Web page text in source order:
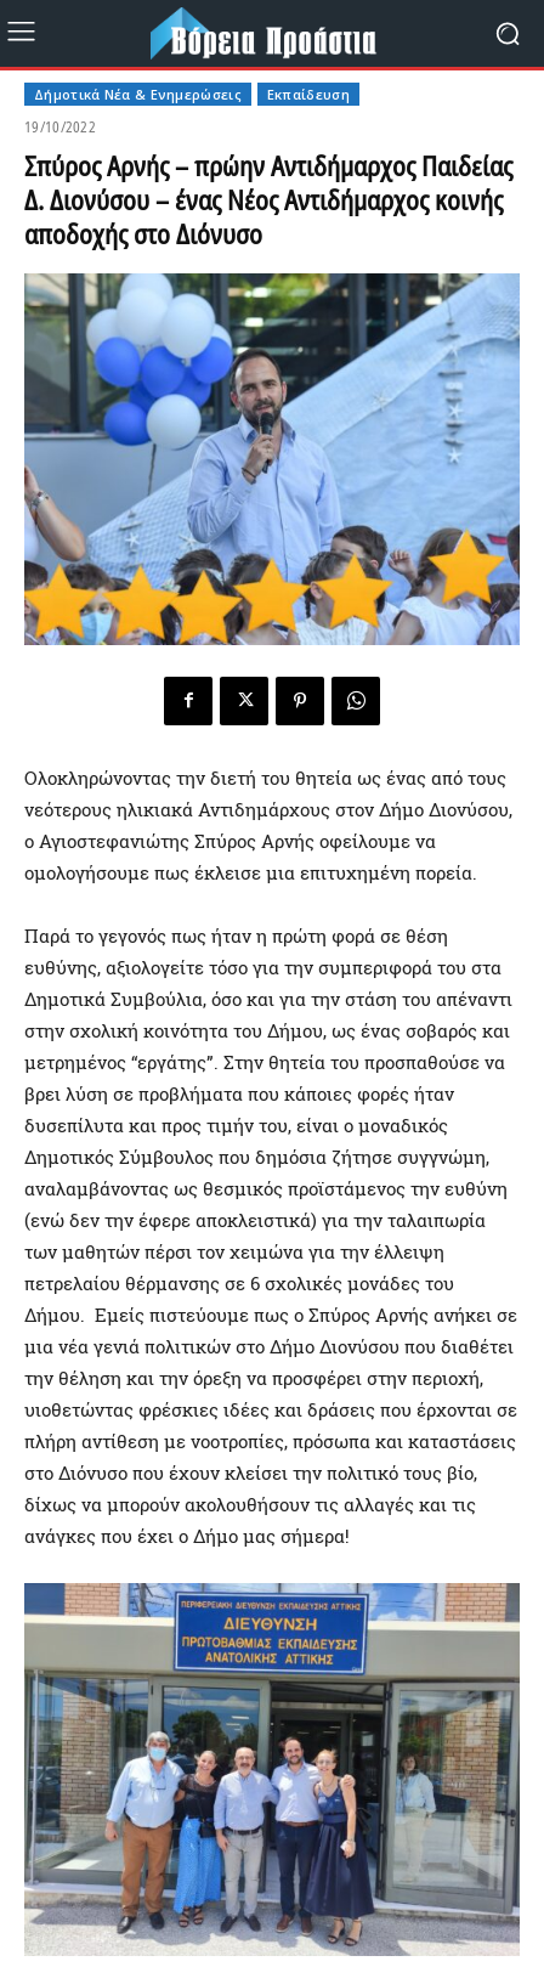
Δήμοτικά Νέα & Ενημερώσεις Εκπαίδευση
19/10/2022
Σπύρος Αρνής – πρώην Αντιδήμαρχος Παιδείας
Δ. Διονύσου – ένας Νέος Αντιδήμαρχος κοινής
αποδοχής στο Διόνυσο
Ολοκληρώνοντας την διετή του θητεία ως ένας από τους
νεότερους ηλικιακά Αντιδημάρχους στον Δήμο Διονύσου,
ο Αγιοστεφανιώτης Σπύρος Αρνής οφείλουμε να
ομολογήσουμε πως έκλεισε μια επιτυχημένη πορεία.
Παρά το γεγονός πως ήταν η πρώτη φορά σε θέση
ευθύνης, αξιολογείτε τόσο για την συμπεριφορά του στα
Δημοτικά Συμβούλια, όσο και για την στάση του απέναντι
στην σχολική κοινότητα του Δήμου, ως ένας σοβαρός και
μετρημένος “εργάτης”. Στην θητεία του προσπαθούσε να
βρει λύση σε προβλήματα που κάποιες φορές ήταν
δυσεπίλυτα και προς τιμήν του, είναι ο μοναδικός
Δημοτικός Σύμβουλος που δημόσια ζήτησε συγγνώμη,
αναλαμβάνοντας ως θεσμικός προϊστάμενος την ευθύνη
(ενώ δεν την έφερε αποκλειστικά) για την ταλαιπωρία
των μαθητών πέρσι τον χειμώνα για την έλλειψη
πετρελαίου θέρμανσης σε 6 σχολικές μονάδες του
Δήμου. Εμείς πιστεύουμε πως ο Σπύρος Αρνής ανήκει σε
μια νέα γενιά πολιτικών στο Δήμο Διονύσου που διαθέτει
την θέληση και την όρεξη να προσφέρει στην περιοχή,
υιοθετώντας φρέσκιες ιδέες και δράσεις που έρχονται σε
πλήρη αντίθεση με νοοτροπίες, πρόσωπα και καταστάσεις
στο Διόνυσο που έχουν κλείσει την πολιτικό τους βίο,
δίχως να μπορούν ακολουθήσουν τις αλλαγές και τις
ανάγκες που έχει ο Δήμο μας σήμερα!